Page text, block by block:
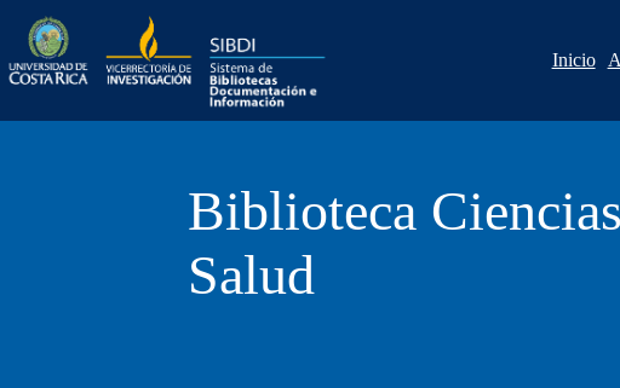
content
Inicio
Biblioteca
Salud